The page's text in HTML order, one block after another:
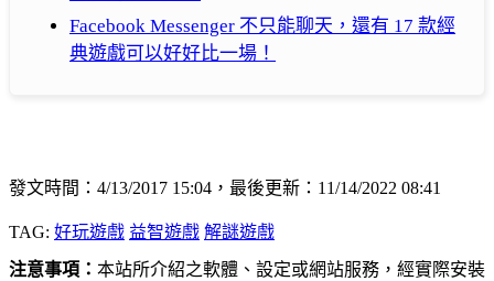
Facebook Messenger 不只能聊天，還有 17 款經
典遊戲可以好好比一場！
發文時間：4/13/2017 15:04，最後更新：11/14/2022 08:41
TAG: 好玩遊戲 益智遊戲 解謎遊戲
注意事項： 本站所介紹之軟體、設定或網站服務，經實際安裝